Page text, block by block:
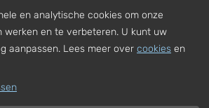
Nederlands
en analytische cookies om onze
werken en te verbeteren. U kunt uw
aanpassen. Lees meer over cookies en